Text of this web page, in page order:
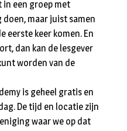
in een groep met
maar juist samen
eerste keer komen. En
dan kan de lesgever
worden van de
is geheel gratis en
De tijd en locatie zijn
waar we op dat